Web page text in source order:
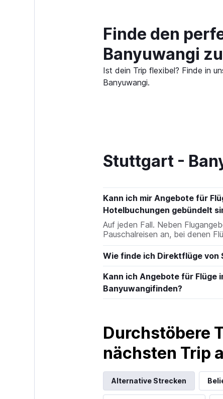
Finde den
Banyuwangi
Ist dein Trip flexibel? Finde in
Banyuwangi.
Stuttgart -
Kann ich mir Angebote für
Hotelbuchungen gebündelt
Auf jeden Fall. Neben
Pauschalreisen an, bei denen
Wie finde ich Direktflüge
Kann ich Angebote für Flüge
Banyuwangifinden?
Durchstöbere
nächsten Trip
Alternative Strecken